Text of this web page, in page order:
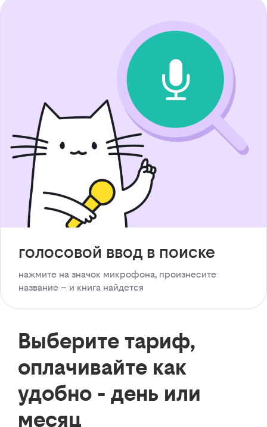
голосовой ввод в поиске
нажмите на значок микрофона, произнесите
название – и книга найдется
Выберите тариф,
оплачивайте как
удобно - день или
месяц